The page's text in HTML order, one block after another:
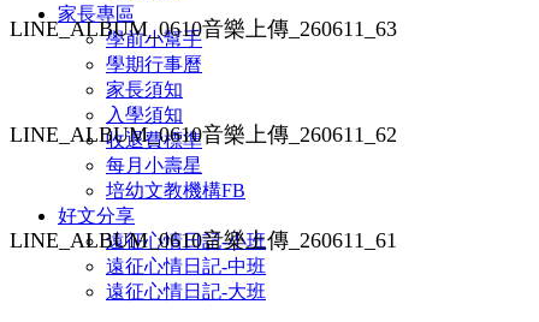
家長專區
學前小幫手
學期行事曆
家長須知
入學須知
收退費標準
每月小壽星
培幼文教機構FB
好文分享
遠征心情日記-小班
遠征心情日記-中班
遠征心情日記-大班
LINE_ALBUM_0610音樂上傳_260611_63
LINE_ALBUM_0610音樂上傳_260611_62
LINE_ALBUM_0610音樂上傳_260611_61